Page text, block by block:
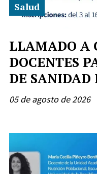
LLAMADO A
DOCENTES
DE SANIDAD
Salud
05 de agosto de 2026